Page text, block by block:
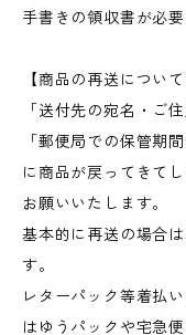
手書きの領収書が必
【商品の再送について
「送付先の宛名・ご
「郵便局での保管期
に商品が戻ってきて
お願いいたします。
基本的に再送の場合
す。
レターパック等着払
はゆうパックや宅急